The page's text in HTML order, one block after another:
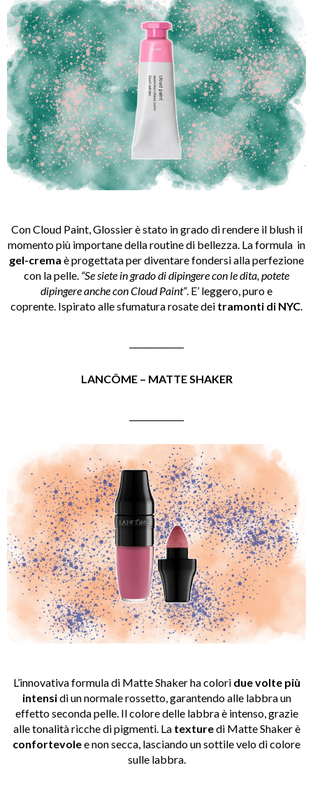
Con Cloud Paint, Glossier è stato in grado di rendere il blush il
momento più importane della routine di bellezza. La formula in
gel-crema è progettata per diventare fondersi alla perfezione
con la pelle. “Se siete in grado di dipingere con le dita, potete
dipingere anche con Cloud Paint”. E’ leggero, puro e
coprente. Ispirato alle sfumatura rosate dei tramonti di NYC.
LANCÔME – MATTE SHAKER
L’innovativa formula di Matte Shaker ha colori due volte più
intensidi un normale rossetto, garantendo alle labbra un
effetto seconda pelle. Il colore delle labbra è intenso, grazie
alle tonalità ricche di pigmenti. La texturedi Matte Shaker è
confortevolee non secca, lasciando un sottile velo di colore
sulle labbra.